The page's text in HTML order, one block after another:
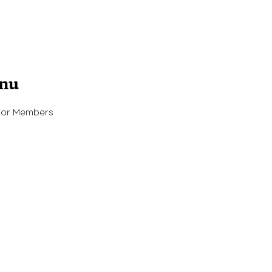
Members